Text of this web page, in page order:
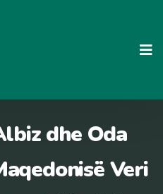
dhe Oda
Veri